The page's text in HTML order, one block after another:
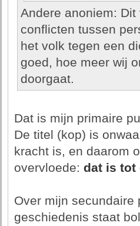
Andere anoniem:
conflicten tussen
het volk tegen een
goed, hoe meer wij
doorgaat.
Dat is mijn primaire
De titel (kop) is
kracht is, en daarom
overvloede: dat is tot
Over mijn secundaire
geschiedenis staat